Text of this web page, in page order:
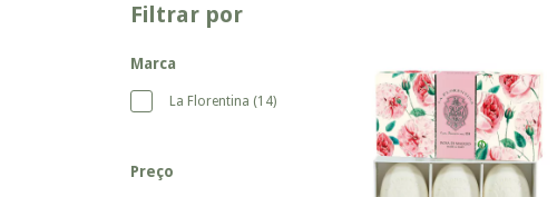
Filtrar por
Marca
La Florentina (14)
Preço